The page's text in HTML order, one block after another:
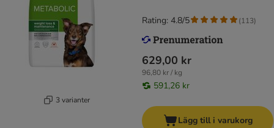
3 varianter
629,00 kr
96,80 kr / kg
591,26 kr
Rating: 4.8/5 (113)
Lägg till i varukorg